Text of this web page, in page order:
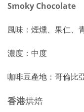
Smoky Chocolate
風味：煙燻、果仁、
濃度：中度
咖啡豆產地：哥倫比
香港烘焙